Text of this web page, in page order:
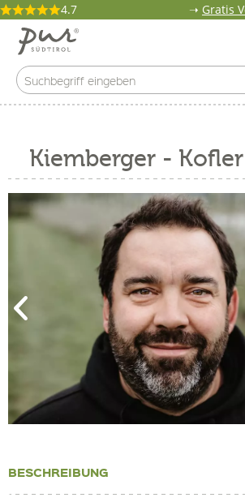
4.7 ➝ Gratis
Kiemberger -
BESCHREIBUNG